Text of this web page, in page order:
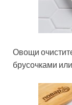
Овощи
брусочками